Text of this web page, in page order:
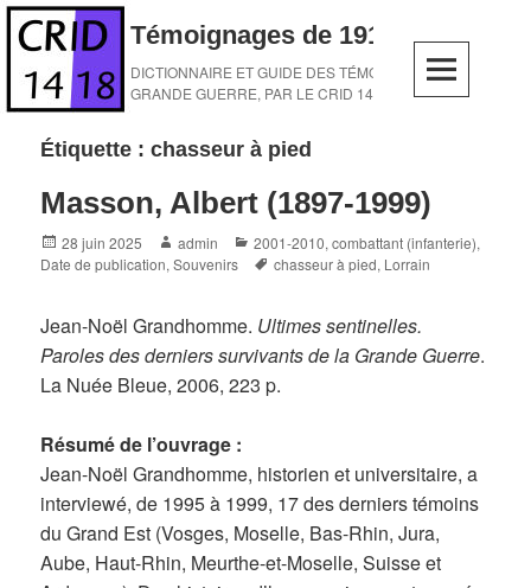
Skip
content
Témoignages de 1914-1918
DICTIONNAIRE ET GUIDE DES TÉMOINS DE LA
GRANDE GUERRE, PAR LE CRID 14-18
Étiquette :chasseur à pied
Masson, Albert (1897-1999)
Posted
on
28 juin 2025 Author
admin Categories
2001-2010,combattant (infanterie),
Date de publication,Souvenirs Tags
chasseur à pied, Lorrain
Jean-Noël Grandhomme. Ultimes sentinelles.
Paroles des derniers survivants de la Grande Guerre.
La Nuée Bleue, 2006, 223 p.
Résumé de l’ouvrage :
Jean-Noël Grandhomme, historien et universitaire, a
interviewé, de 1995 à 1999, 17 des derniers témoins
du Grand Est (Vosges, Moselle, Bas-Rhin, Jura,
Aube, Haut-Rhin, Meurthe-et-Moselle, Suisse et